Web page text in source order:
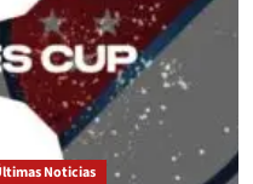
Noticias